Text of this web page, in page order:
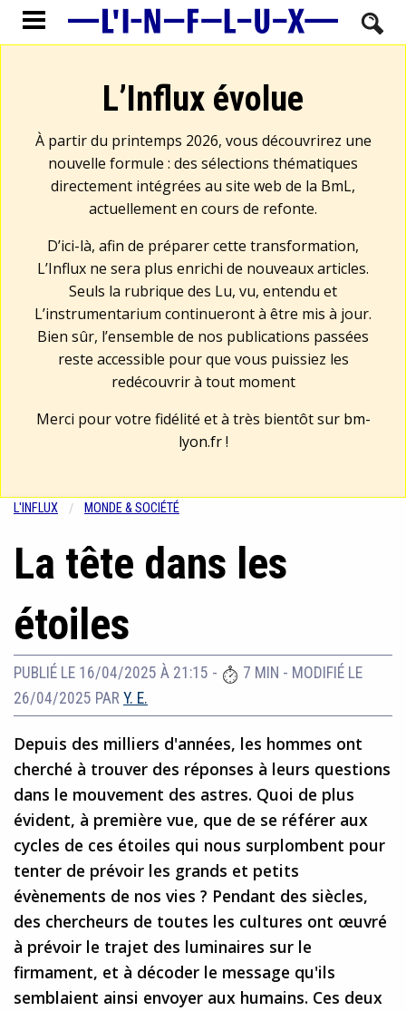
L’Influx évolue
À partir du printemps 2026, vous découvrirez une
nouvelle formule : des sélections thématiques
directement intégrées au site web de la BmL,
actuellement en cours de refonte.
D’ici-là, afin de préparer cette transformation,
L’Influx ne sera plus enrichi de nouveaux articles.
Seuls la rubrique des Lu, vu, entendu et
L’instrumentarium continueront à être mis à jour.
Bien sûr, l’ensemble de nos publications passées
reste accessible pour que vous puissiez les
redécouvrir à tout moment
Merci pour votre fidélité et à très bientôt sur bm-
lyon.fr!
L'INFLUX MONDE & SOCIÉTÉ
La tête dans les
étoiles
PUBLIÉ LE 16/04/2025 À 21:15 - 7 MIN - MODIFIÉ LE
26/04/2025 PAR Y. E.
Depuis des milliers d'années, les hommes ont
cherché à trouver des réponses à leurs questions
dans le mouvement des astres. Quoi de plus
évident, à première vue, que de se référer aux
cycles de ces étoiles qui nous surplombent pour
tenter de prévoir les grands et petits
évènements de nos vies ? Pendant des siècles,
des chercheurs de toutes les cultures ont œuvré
à prévoir le trajet des luminaires sur le
firmament, et à décoder le message qu'ils
semblaient ainsi envoyer aux humains. Ces deux